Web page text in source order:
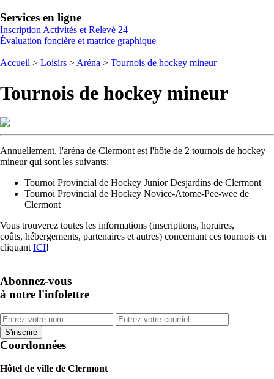
Services en ligne
Inscription Activités et Relevé 24
Évaluation foncière et matrice graphique
Accueil > Loisirs >Aréna > Tournois de hockey mineur
Tournois de hockey mineur
Annuellement, l'aréna de Clermont est l'hôte de 2 tournois de hockey
mineur qui sont les suivants:
Tournoi Provincial de Hockey Junior Desjardins de Clermont
Tournoi Provincial de Hockey Novice-Atome-Pee-wee de
Clermont
Vous trouverez toutes les informations (inscriptions, horaires,
coûts, hébergements, partenaires et autres) concernant ces tournois en
cliquant ICI!
Abonnez-vous
à notre l'infolettre
Coordonnées
Hôtel de ville de Clermont